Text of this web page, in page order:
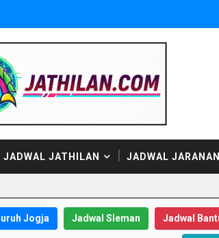
JADWAL JATHILAN JADWAL JARANAN
Jogja Jadwal Sleman Jadwal